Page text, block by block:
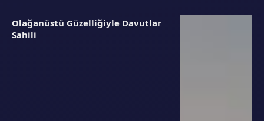
Olağanüstü Güzelliğiyle Davutlar
Sahili